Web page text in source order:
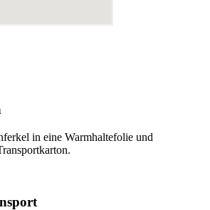
in eine Warmhaltefolie und